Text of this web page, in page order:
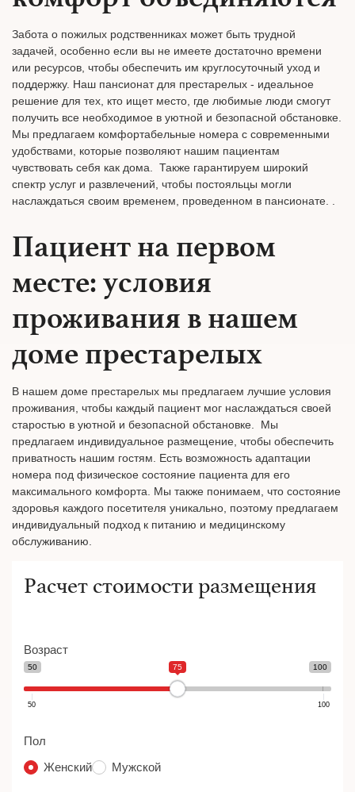
Забота о пожилых родственниках может быть трудной
задачей, особенно если вы не имеете достаточно времени
или ресурсов, чтобы обеспечить им круглосуточный уход и
поддержку. Наш пансионат для престарелых - идеальное
решение для тех, кто ищет место, где любимые люди смогут
получить все необходимое в уютной и безопасной обстановке.
Мы предлагаем комфортабельные номера с современными
удобствами, которые позволяют нашим пациентам
чувствовать себя как дома. Также гарантируем широкий
спектр услуг и развлечений, чтобы постояльцы могли
наслаждаться своим временем, проведенном в пансионате. .
Пациент на первом
месте: условия
проживания в нашем
доме престарелых
В нашем доме престарелых мы предлагаем лучшие условия
проживания, чтобы каждый пациент мог наслаждаться своей
старостью в уютной и безопасной обстановке. Мы
предлагаем индивидуальное размещение, чтобы обеспечить
приватность нашим гостям. Есть возможность адаптации
номера под физическое состояние пациента для его
максимального комфорта. Мы также понимаем, что состояние
здоровья каждого посетителя уникально, поэтому предлагаем
индивидуальный подход к питанию и медицинскому
обслуживанию.
Расчет стоимости размещения